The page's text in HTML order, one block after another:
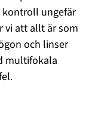
ungefär
vi att allt är som
och linser
multifokala